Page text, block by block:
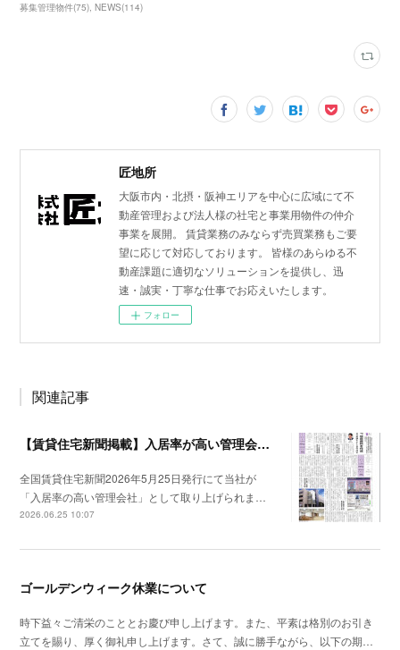
募集管理物件(75) NEWS(114)
匠地所
大阪市内・北摂・阪神エリアを中心に広域にて不
動産管理および法人様の社宅と事業用物件の仲介
事業を展開。 賃貸業務のみならず売買業務もご要
望に応じて対応しております。 皆様のあらゆる不
動産課題に適切なソリューションを提供し、迅
速・誠実・丁寧な仕事でお応えいたします。
フォロー
関連記事
【賃貸住宅新聞掲載】入居率が高い管理会社特集
全国賃貸住宅新聞2026年5月25日発行にて当社が
「入居率の高い管理会社」として取り上げられま…
2026.06.25 10:07
ゴールデンウィーク休業について
時下益々ご清栄のこととお慶び申し上げます。また、平素は格別のお引き
立てを賜り、厚く御礼申し上げます。さて、誠に勝手ながら、以下の期…